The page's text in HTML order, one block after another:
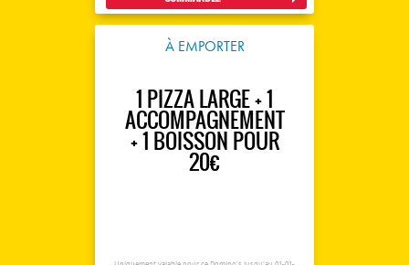
À EMPORTER
1 PIZZA LARGE + 1
ACCOMPAGNEMENT
+ 1 BOISSON POUR
20€